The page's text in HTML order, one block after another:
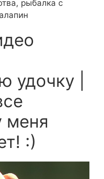
рыбалка с
удочку |
меня
:)